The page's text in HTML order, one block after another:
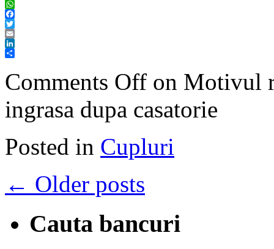
WhatsApp
Facebook
Twitter
Email
LinkedIn
Comments Off on Motivul
ingrasa dupa casatorie
Posted in Cupluri
← Older posts
Cauta bancuri